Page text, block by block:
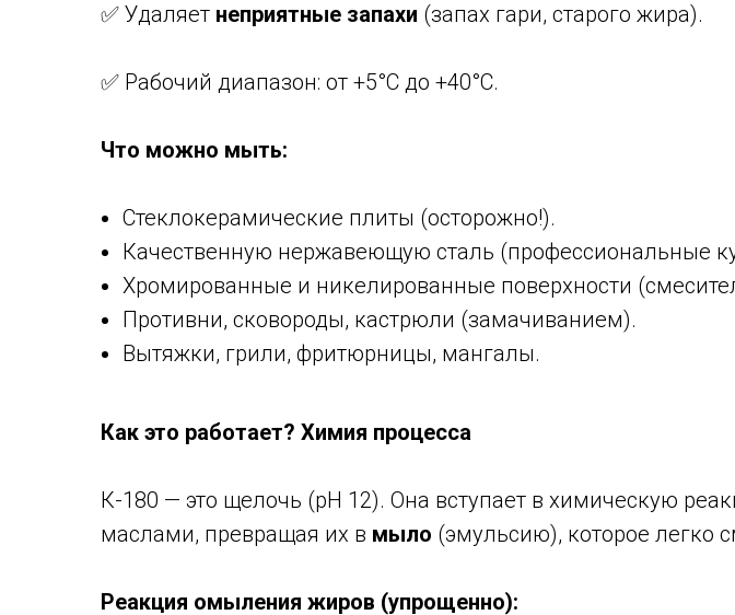
✅ Удаляет неприятные запахи (запах гари, старого жира).
✅ Рабочий диапазон: от +5°С до +40°С.
Что можно мыть:
Стеклокерамические плиты (осторожно!).
Качественную нержавеющую сталь (профессиональные
Хромированные и никелированные поверхности
Противни, сковороды, кастрюли (замачиванием).
Вытяжки, грили, фритюрницы, мангалы.
Как это работает? Химия процесса
К-180 — это щелочь (pH 12). Она вступает в химическую
маслами, превращая их в мыло (эмульсию), которое легко
Реакция омыления жиров (упрощенно):